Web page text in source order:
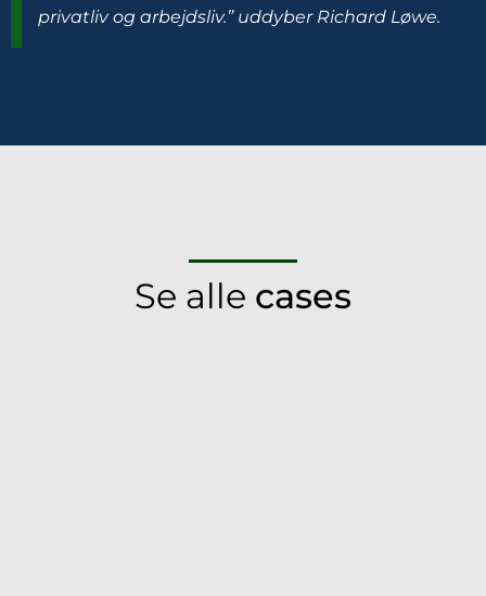
privatliv og arbejdsliv.” uddyber Richard Løwe.
Se alle cases